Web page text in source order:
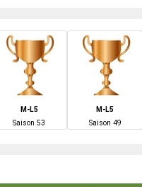
M-L5
Saison53
M-L5
Saison 49